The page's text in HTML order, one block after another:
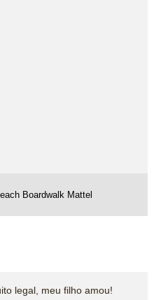
Boardwalk Mattel
legal, meu filho amou!